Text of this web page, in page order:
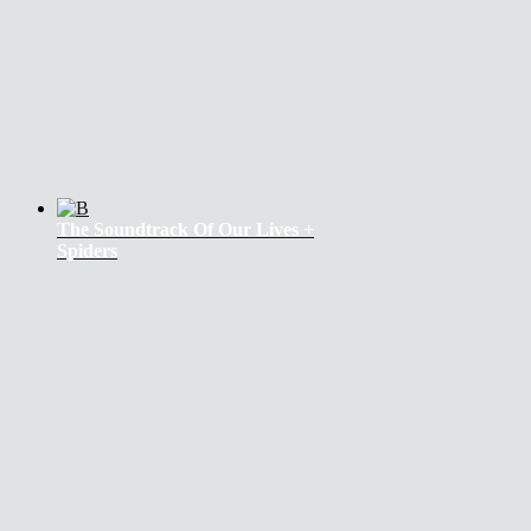
The Soundtrack Of Our Lives +
Spiders